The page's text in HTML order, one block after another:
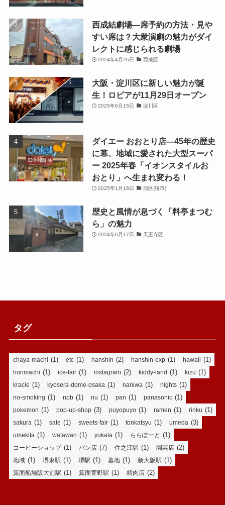
西成結劇場—席予約の方法・見や
すい席は？大衆演劇の魅力がダイ
レクトに感じられる劇場
2024年4月26日 西成区
大阪・淀川区に新しい魅力が誕
生！ロピアが11月29日オープン
2025年6月15日 淀川区
ダイエー おおとり店—45年の歴史
に幕、地域に愛された大型スーパ
ー 2025年春「イオンスタイルお
おとり」へ生まれ変わる！
2025年1月16日 西区(堺市)
歴史と風情が息づく「料亭まつむ
ら」の魅力
2024年6月17日 天王寺区
タグ
chaya-machi (1) etc (1) hanshin (2) hanshin-exp (1) hawaii (1)
honmachi (1) ice-fair (1) instagram (2) kiddy-land (1) kizu (1)
kracie (1) kyosera-dome-osaka (1) naniwa (1) nights (1)
no-smoking (1) npb (1) nu (1) pan (1) panasonic (1)
pokemon (1) pop-up-shop (3) puyopuyo (1) ramen (1) rinku (1)
sakura (1) sale (1) sweets-fair (1) tonkatsyu (1) umeda (3)
umekita (1) watawan (1) yukata (1) ららぽーと (1)
コーヒーショップ(1) パン店 (7) 住之江駅 (1) 園芸店 (2)
地域 (1) 堺東駅 (1) 堺駅 (1) 墓地 (1) 新大阪駅 (1)
箕面船場阪大前駅 (1) 箕面萱野駅 (1) 精肉店 (2)